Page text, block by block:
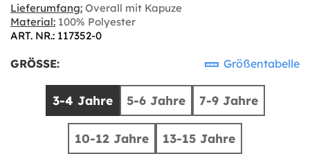
Lieferumfang: Overall mit Kapuze
Material: 100% Polyester
ART. NR.: 117352-0
GRÖSSE: Größentabelle
3-4 Jahre 5-6 Jahre 7-9 Jahre
10-12 Jahre 13-15 Jahre